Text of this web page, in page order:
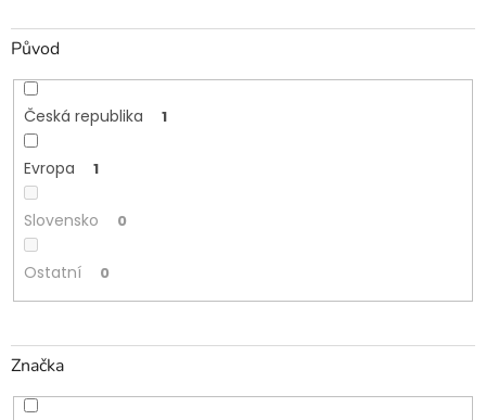
Původ
Česká republika 1
Evropa 1
Slovensko 0
Ostatní 0
Značka